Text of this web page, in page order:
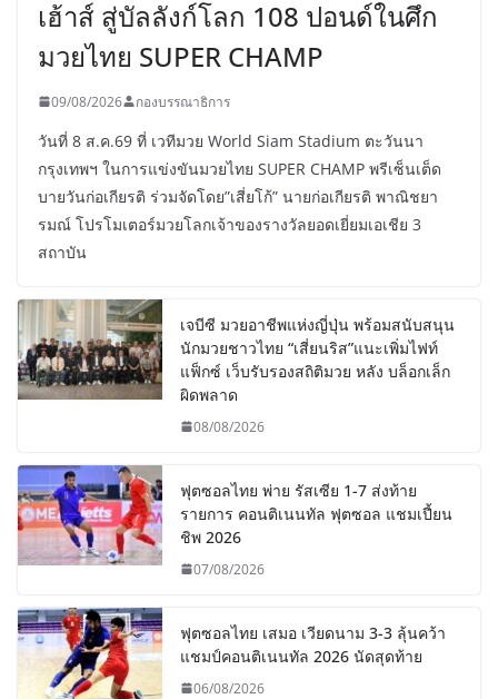
เฮ้าส์ สู่บัลลังก์โลก 108 ปอนด์ในศึก
มวยไทย SUPER CHAMP
09/08/2026 กองบรรณาธิการ
วันที่ 8 ส.ค.69 ที่ เวทีมวย World Siam Stadium ตะวันนา
กรุงเทพฯ ในการแข่งขันมวยไทย SUPER CHAMP พรีเซ็นเต็ด
บายวันก่อเกียรติ ร่วมจัดโดย”เสี่ยโก้” นายก่อเกียรติ พาณิชยา
รมณ์ โปรโมเตอร์มวยโลกเจ้าของรางวัลยอดเยี่ยมเอเชีย 3
สถาบัน
เจบีซี มวยอาชีพแห่งญี่ปุ่น พร้อมสนับสนุน
นักมวยชาวไทย “เสี่ยนริส”แนะเพิ่มไฟท์
แฟ็กซ์ เว็บรับรองสถิติมวย หลัง บล็อกเล็ก
ผิดพลาด
08/08/2026
ฟุตซอลไทย พ่าย รัสเซีย 1-7 ส่งท้าย
รายการ คอนติเนนทัล ฟุตซอล แชมเปี้ยน
ชิพ 2026
07/08/2026
ฟุตซอลไทย เสมอ เวียดนาม 3-3 ลุ้นคว้า
แชมป์คอนติเนนทัล 2026 นัดสุดท้าย
06/08/2026